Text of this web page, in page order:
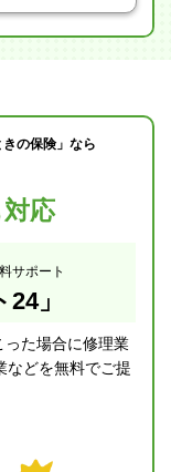
の保険」なら
応
サポート
」
った場合に修理業
などを無料でご提